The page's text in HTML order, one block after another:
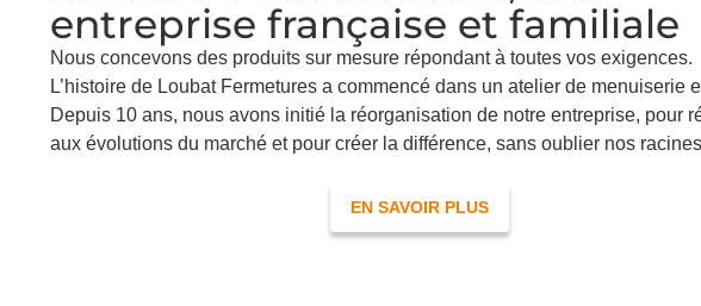
entreprise française et familiale
Nous concevons des produits sur mesure répondant à toutes vos exigences.
L’histoire de Loubat Fermetures a commencé dans un atelier de menuiserie
Depuis 10 ans, nous avons initié la réorganisation de notre entreprise, pour
aux évolutions du marché et pour créer la différence, sans oublier nos racines
EN SAVOIR PLUS